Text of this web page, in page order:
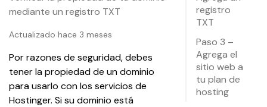
mediante un registro TXT
Actualizado hace 3 meses
Por razones de seguridad, debes
tener la propiedad de un dominio
para usarlo con los servicios de
Hostinger. Si su dominio está
registro
TXT
Paso 3 –
Agrega el
sitio web a
tu plan de
hosting